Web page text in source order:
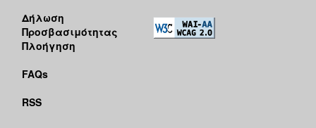
Δήλωση
Προσβασιμότητας
Πλοήγηση
FAQs
RSS